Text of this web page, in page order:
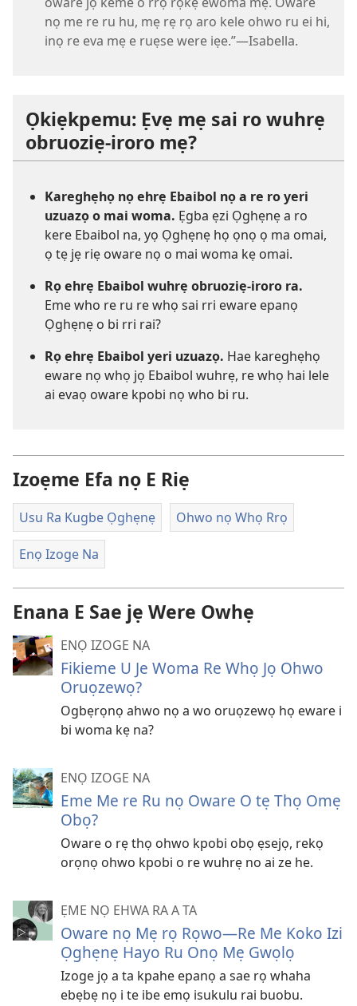
nọ me re ru hu, mẹ rẹ rọ aro kele ohwo ru ei hi,
inọ re eva mẹ e ruẹse were iẹe.”—Isabella.
Ọkiẹkpemu: Ẹvẹ mẹ sai ro wuhrẹ
obruoziẹ-iroro mẹ?
Kareghẹhọ nọ ehrẹ Ebaibol nọ a re ro yeri
uzuazọ o mai woma. Ẹgba ẹzi Ọghẹnẹ a ro
kere Ebaibol na, yọ Ọghẹnẹ họ ọnọ ọ ma omai,
ọ tẹ jẹ riẹ oware nọ o mai woma kẹ omai.
Rọ ehrẹ Ebaibol wuhrẹ obruoziẹ-iroro ra.
Eme who re ru re whọ sai rri eware epanọ
Ọghẹnẹ o bi rri rai?
Rọ ehrẹ Ebaibol yeri uzuazọ. Hae kareghẹhọ
eware nọ whọ jọ Ebaibol wuhrẹ, re whọ hai lele
ai evaọ oware kpobi nọ who bi ru.
Izoẹme Efa nọ E Riẹ
Usu Ra Kugbe Ọghẹnẹ Ohwo nọ Whọ Rrọ
Enọ Izoge Na
Enana E Sae jẹ Were Owhẹ
ENỌ IZOGE NA
Fikieme U Je Woma Re Whọ Jọ Ohwo
Oruọzewọ?
Ogbẹrọnọ ahwo nọ a wo oruọzewọ họ eware i
bi woma kẹ na?
ENỌ IZOGE NA
Eme Me re Ru nọ Oware O tẹ Thọ Omẹ
Obọ?
Oware o rẹ thọ ohwo kpobi obọ ẹsejọ, rekọ
orọnọ ohwo kpobi o re wuhrẹ no ai ze he.
ẸME NỌ EHWA RA A TA
Oware nọ Mẹ rọ Rọwo—Re Me Koko Izi
Ọghẹnẹ Hayo Ru Onọ Mẹ Gwọlọ
Izoge jọ a ta kpahe epanọ a sae rọ whaha
ebẹbẹ nọ i te ibe emọ isukulu rai buobu.